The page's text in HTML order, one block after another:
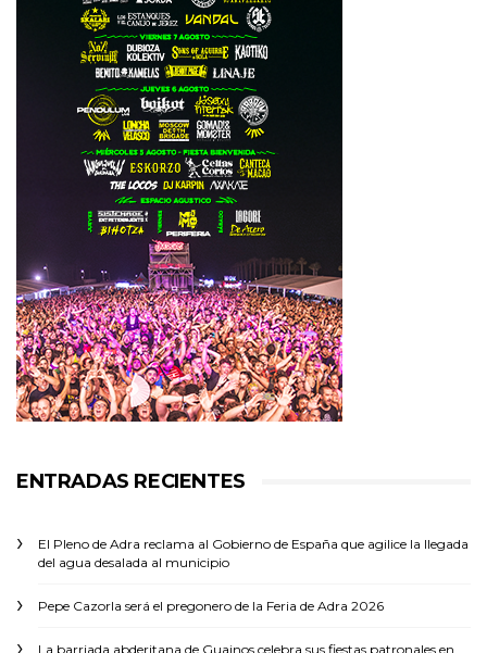
ENTRADAS RECIENTES
El Pleno de Adra reclama al Gobierno de España que agilice la llegada
del agua desalada al municipio
Pepe Cazorla será el pregonero de la Feria de Adra 2026
La barriada abderitana de Guainos celebra sus fiestas patronales en